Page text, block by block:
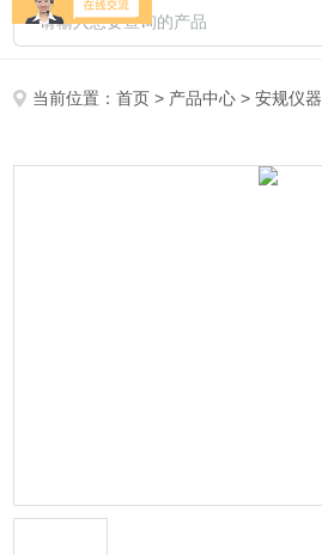
当前位置：首页 > 产品中心 >安规仪器